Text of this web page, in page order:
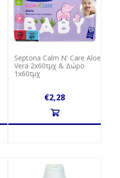
Septona Calm N' Care Aloe
Vera 2x60τμχ & Δώρο
1x60τμχ
€2,28